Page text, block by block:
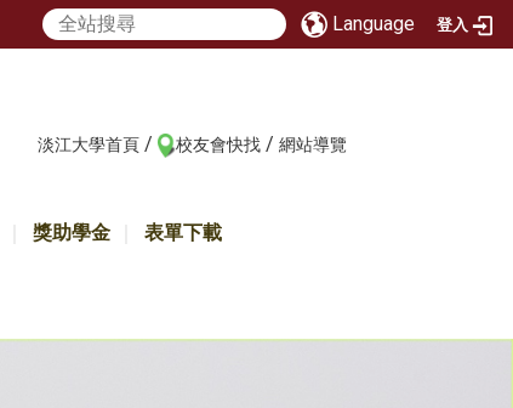
Language 登入
淡江大學首頁 / 校友會快找 / 網站導覽
獎助學金 表單下載